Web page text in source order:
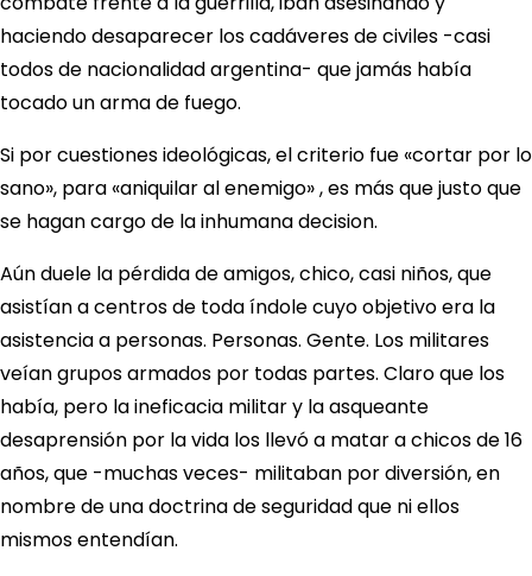
haciendo desaparecer los cadáveres de civiles -casi
todos de nacionalidad argentina- que jamás había
tocado un arma de fuego.
Si por cuestiones ideológicas, el criterio fue «cortar por lo
sano», para «aniquilar al enemigo» , es más que justo que
se hagan cargo de la inhumana decision.
Aún duele la pérdida de amigos, chico, casi niños, que
asistían a centros de toda índole cuyo objetivo era la
asistencia a personas. Personas. Gente. Los militares
veían grupos armados por todas partes. Claro que los
había, pero la ineficacia militar y la asqueante
desaprensión por la vida los llevó a matar a chicos de 16
años, que -muchas veces- militaban por diversión, en
nombre de una doctrina de seguridad que ni ellos
mismos entendían.